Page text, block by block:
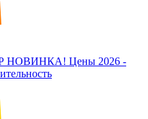
НОВИНКА! Цены 2026 -